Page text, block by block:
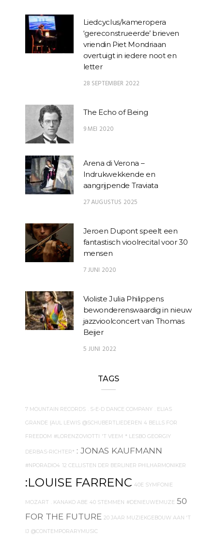
Liedcyclus/kameropera
‘gereconstrueerde’ brieven
vriendin Piet Mondriaan
overtuigt in iedere noot en
letter
28 SEPTEMBER 2022
The Echo of Being
9 MEI 2020
Arena di Verona –
Indrukwekkende en
aangrijpende Traviata
27 AUGUSTUS 2025
Jeroen Dupont speelt een
fantastisch vioolrecital voor 30
mensen
7 JUNI 2020
Violiste Julia Philippens
bewonderenswaardig in nieuw
jazzvioolconcert van Thomas
Beijer
5 JUNI 2022
TAGS
7 MOUNTAIN RECORDS . S-E-D DANCE COMPANY . ELIAS
GRANDE {AUL LEWIS @SCHUBERTLIEDEREN 4 BELLS FOR
FREEDOM #LORENZOVIOTTI 'T VEEM * LESBO GEORGIY
DERBAS-RICHTER* : JONAS KAUFMANN
#NPORADIO4 12 CELLISTEN DER BERLINER PHILHARMONIKER
:LOUISE FARRENC 40E SYMFONIE
MOZART . KANAKO ABE 40 STEMMEN #DENIEUWEMUZE 50
FOR THE FUTURE 20 JAAR MUZIEKGEBOUW AAN 'T
IJ @CONTEMPORARYMUSIC